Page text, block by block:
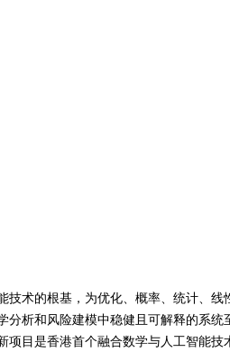
技术的根基，为优化、概率、统计、
分析和风险建模中稳健且可解释的系
项目是香港首个融合数学与人工智能